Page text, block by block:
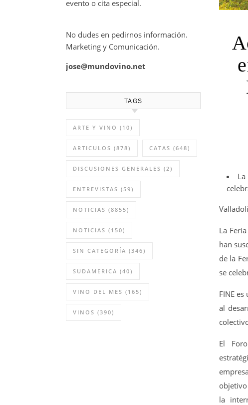
evento o cita especial.
No dudes en pedirnos información.
Marketing y Comunicación.
jose@mundovino.net
TAGS
ARTE Y VINO (10)
ARTICULOS (878) CATAS (648)
DISCUSIONES GENERALES (2)
ENTREVISTAS (59)
NOTICIAS (8855)
NOTICIAS (150)
SIN CATEGORÍA (346)
SUDAMERICA (40)
VINO DEL MES (165)
VINOS (390)
La
han
de la
se
FINE
al
El
la